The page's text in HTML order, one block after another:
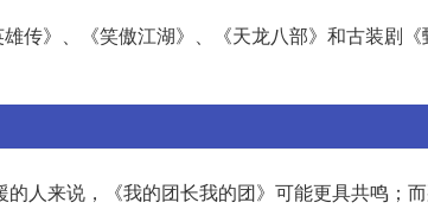
传》、《笑傲江湖》、《天龙八部》和古装剧《
人来说，《我的团长我的团》可能更具共鸣；